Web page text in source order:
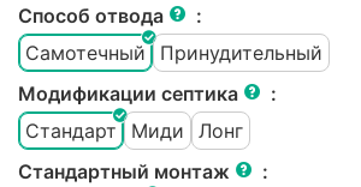
Способ отвода
:
Самотечный
Принудительный
Модификации септика
:
Стандарт
Миди
Лонг
Стандартный монтаж
: